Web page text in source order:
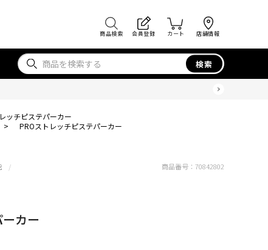
商品検索 会員登録 カート 店舗情報
検索
ッチピステパーカー
> PROストレッチピステパーカー
カー
商品番号： 70842802